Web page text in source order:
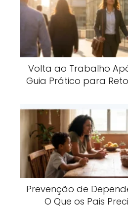
Volta ao Trabalho
Guia Prático para
Prevenção de
O Que os Pais